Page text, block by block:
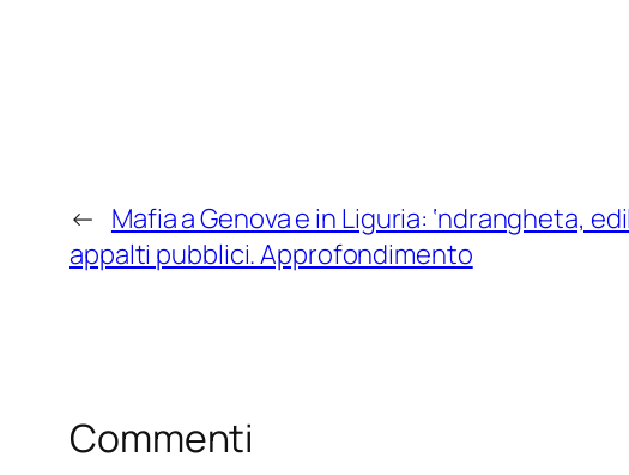
← Mafia a Genova e in Liguria: ‘ndrangheta,
appalti pubblici. Approfondimento
Commenti